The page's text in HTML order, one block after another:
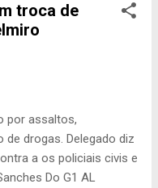
povo, o que não pode
administração está
fazer esse
que são muitos.
mas para cobrar
não aguenta mais
retorno. As pessoas
troca de
por assaltos,
drogas. Delegado diz
a os policiais civis e
Do G1 AL